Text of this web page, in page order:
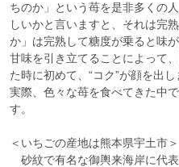
ちのか」という苺を是非多くの
しいかと言いますと、それは完
か」は完熟して糖度が乗ると味
甘味を引き立てることによって
た時に初めて、“コク”が顔を出
実際、色々な苺を食べてきた中
す。
＜いちごの産地は熊本県宇土市＞
砂紋で有名な御輿来海岸に代